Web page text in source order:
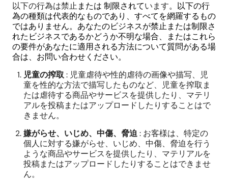
以下の行為は禁止または 制限されています。以下の行
為の種類は代表的なものであり、すべてを網羅するもの
ではありません。あなたのビジネスが禁止または制限さ
れたビジネスであるかどうか不明な場合、またはこれら
の要件があなたに適用される方法について質問がある場
合は、お問い合わせください。
児童の搾取 : 児童虐待や性的虐待の画像や描写、児
童を性的な方法で描写したものなど、児童を搾取ま
たは虐待する商品やサービスを提供したり、マテリ
アルを投稿またはアップロードしたりすることはで
きません。
嫌がらせ、いじめ、中傷、脅迫: お客様は、特定の
個人に対する嫌がらせ、いじめ、中傷、脅迫を行う
ような商品やサービスを提供したり、マテリアルを
投稿またはアップロードしたりすることはできませ
ん。